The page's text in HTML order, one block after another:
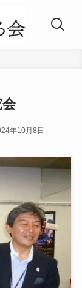
年10月8日